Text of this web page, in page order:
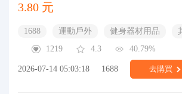
3.80 元
1688 運動戶外 健身器材用品
1219
4.3 40.79%
2026-07-14 05:03:18 1688 去購買